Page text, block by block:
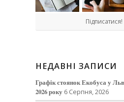
Підписатися!
НЕДАВНІ ЗАПИСИ
Графік стоянок Екобуса у
2026 року 6 Серпня, 2026